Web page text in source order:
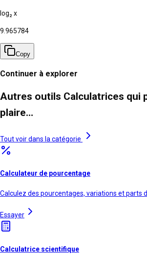
log₂ x
9.965784
Copy
Continuer à explorer
Autres outils Calculatrices qui
plaire…
Tout voir dans la catégorie
Calculateur de pourcentage
Calculez des pourcentages, variations et parts
Essayer
Calculatrice scientifique